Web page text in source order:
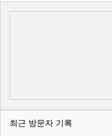
최근 방문자 기록